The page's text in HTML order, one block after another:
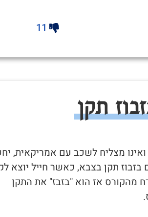
11
תקן
ואינו מצליח לשכב עם אמריקאית,
תקן בצבא, כאשר חייל יוצא
מהקורס אז הוא "בזבז" את התקן